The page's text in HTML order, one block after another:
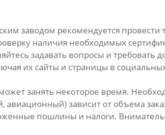
заводом рекомендуется
наличия необходимых
задавать вопросы и
их сайты и страницы в
занять некоторое время.
зависит от объема
пошлины и налоги.